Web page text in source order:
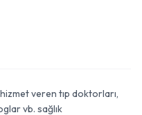
veren tıp doktorları,
vb. sağlık